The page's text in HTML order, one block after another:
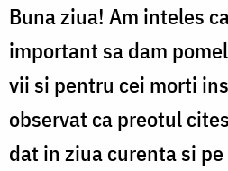
Buna ziua! Am inteles
important sa dam
vii si pentru cei morti
observat ca preotul
dat in ziua curenta si